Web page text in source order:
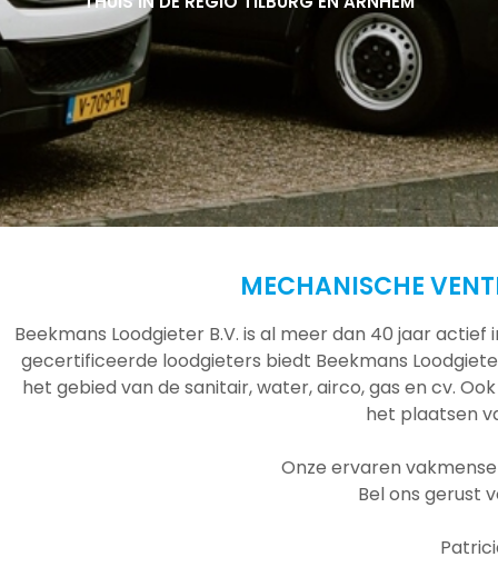
MECHANISCHE
Beekmans Loodgieter B.V. is al meer dan 40 jaar
gecertificeerde loodgieters biedt Beekmans
het gebied van de sanitair, water, airco, gas en cv.
het plaatsen
Onze ervaren
Bel ons gerust